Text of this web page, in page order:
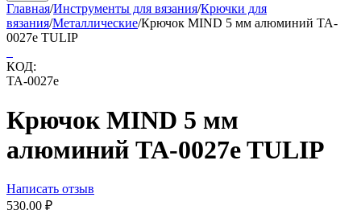
Главная/Инструменты для вязания/Крючки для
вязания/Металлические/Крючок MIND 5 мм алюминий TA-
0027e TULIP
КОД:
TA-0027e
Крючок MIND 5 мм
алюминий TA-0027e TULIP
Написать отзыв
530.00 ₽